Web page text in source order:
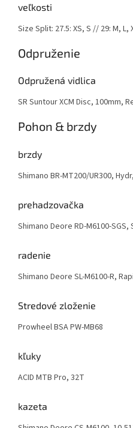
veľkosti
Size Split: 27.5: XS, S // 29: M, L,
Odpruženie
Odpružená vidlica
SR Suntour XCM Disc, 100mm,
Pohon & brzdy
brzdy
Shimano BR-MT200/UR300,
prehadzovačka
Shimano Deore RD-M6100-
radenie
Shimano Deore SL-M6100-R,
Stredové zloženie
Prowheel BSA PW-MB68
kľuky
ACID MTB Pro, 32T
kazeta